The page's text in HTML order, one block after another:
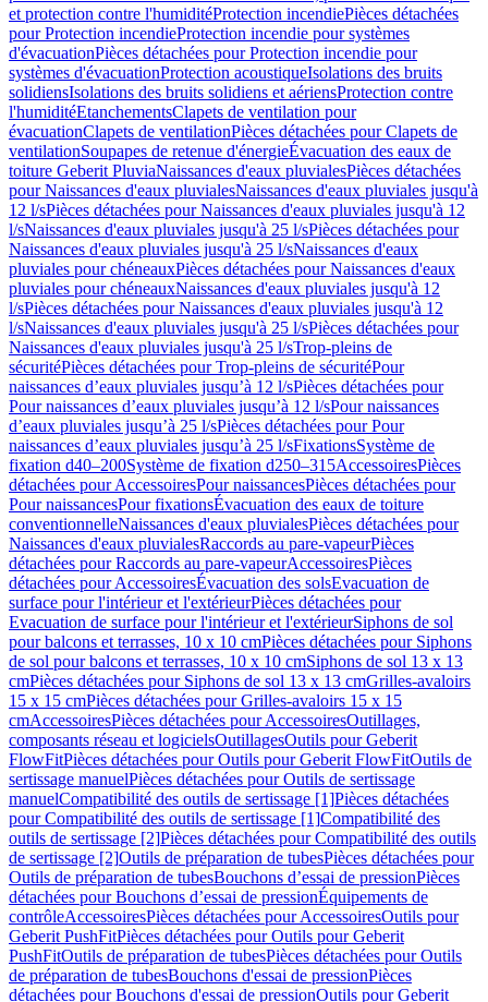
et protection contre l'humiditéProtection incendiePièces détachées
pour Protection incendieProtection incendie pour systèmes
d'évacuationPièces détachées pour Protection incendie pour
systèmes d'évacuationProtection acoustiqueIsolations des bruits
solidiensIsolations des bruits solidiens et aériensProtection contre
l'humiditéEtanchementsClapets de ventilation pour
évacuationClapets de ventilationPièces détachées pour Clapets de
ventilationSoupapes de retenue d'énergieÉvacuation des eaux de
toiture Geberit PluviaNaissances d'eaux pluvialesPièces détachées
pour Naissances d'eaux pluvialesNaissances d'eaux pluviales jusqu'à
12 l/sPièces détachées pour Naissances d'eaux pluviales jusqu'à 12
l/sNaissances d'eaux pluviales jusqu'à 25 l/sPièces détachées pour
Naissances d'eaux pluviales jusqu'à 25 l/sNaissances d'eaux
pluviales pour chéneauxPièces détachées pour Naissances d'eaux
pluviales pour chéneauxNaissances d'eaux pluviales jusqu'à 12
l/sPièces détachées pour Naissances d'eaux pluviales jusqu'à 12
l/sNaissances d'eaux pluviales jusqu'à 25 l/sPièces détachées pour
Naissances d'eaux pluviales jusqu'à 25 l/sTrop-pleins de
sécuritéPièces détachées pour Trop-pleins de sécuritéPour
naissances d’eaux pluviales jusqu’à 12 l/sPièces détachées pour
Pour naissances d’eaux pluviales jusqu’à 12 l/sPour naissances
d’eaux pluviales jusqu’à 25 l/sPièces détachées pour Pour
naissances d’eaux pluviales jusqu’à 25 l/sFixationsSystème de
fixation d40–200Système de fixation d250–315AccessoiresPièces
détachées pour AccessoiresPour naissancesPièces détachées pour
Pour naissancesPour fixationsÉvacuation des eaux de toiture
conventionnelleNaissances d'eaux pluvialesPièces détachées pour
Naissances d'eaux pluvialesRaccords au pare-vapeurPièces
détachées pour Raccords au pare-vapeurAccessoiresPièces
détachées pour AccessoiresÉvacuation des solsEvacuation de
surface pour l'intérieur et l'extérieurPièces détachées pour
Evacuation de surface pour l'intérieur et l'extérieurSiphons de sol
pour balcons et terrasses, 10 x 10 cmPièces détachées pour Siphons
de sol pour balcons et terrasses, 10 x 10 cmSiphons de sol 13 x 13
cmPièces détachées pour Siphons de sol 13 x 13 cmGrilles-avaloirs
15 x 15 cmPièces détachées pour Grilles-avaloirs 15 x 15
cmAccessoiresPièces détachées pour AccessoiresOutillages,
composants réseau et logicielsOutillagesOutils pour Geberit
FlowFitPièces détachées pour Outils pour Geberit FlowFitOutils de
sertissage manuelPièces détachées pour Outils de sertissage
manuelCompatibilité des outils de sertissage [1]Pièces détachées
pour Compatibilité des outils de sertissage [1]Compatibilité des
outils de sertissage [2]Pièces détachées pour Compatibilité des outils
de sertissage [2]Outils de préparation de tubesPièces détachées pour
Outils de préparation de tubesBouchons d’essai de pressionPièces
détachées pour Bouchons d’essai de pressionÉquipements de
contrôleAccessoiresPièces détachées pour AccessoiresOutils pour
Geberit PushFitPièces détachées pour Outils pour Geberit
PushFitOutils de préparation de tubesPièces détachées pour Outils
de préparation de tubesBouchons d'essai de pressionPièces
détachées pour Bouchons d'essai de pressionOutils pour Geberit